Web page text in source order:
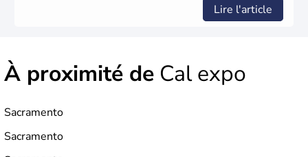
Lire l'article
À proximité de Cal expo
Sacramento
Sacramento